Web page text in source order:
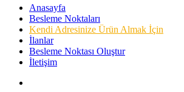
Anasayfa
Besleme Noktaları
Kendi Adresinize Ürün Almak İçin
İlanlar
Besleme Noktası Oluştur
İletişim